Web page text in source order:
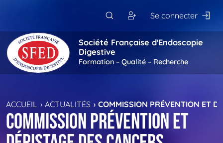
Se connecter
Société Française d'Endoscopie
Digestive
Formation – Qualité – Recherche
ACCUEIL ACTUALITÉS COMMISSION PRÉVENTION ET
Commission prévention et